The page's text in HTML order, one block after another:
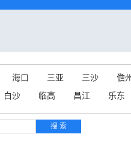
海口 三亚 三沙 儋州
白沙 临高 昌江 乐东